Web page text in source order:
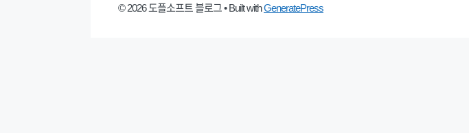
© 2026 도플소프트 블로그• Built withGeneratePress